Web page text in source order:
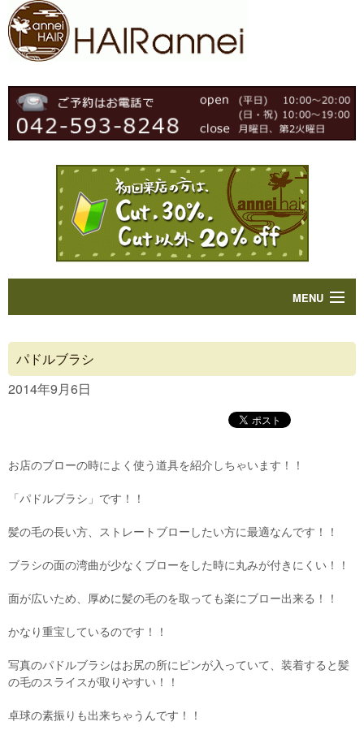
MENU
Concept
Blog
Contact
パドルブラシ
2014年9月6日
お店のブローの時によく使う道具を紹介しちゃいます！！
「パドルブラシ」です！！
髪の毛の長い方、ストレートブローしたい方に最適なんです！！
ブラシの面の湾曲が少なくブローをした時に丸みが付きにくい！！
面が広いため、厚めに髪の毛のを取っても楽にブロー出来る！！
かなり重宝しているのです！！
写真のパドルブラシはお尻の所にピンが入っていて、装着すると髪
の毛のスライスが取りやすい！！
卓球の素振りも出来ちゃうんです！！